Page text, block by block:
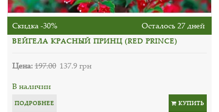
Скидка -30% Осталось 27 дней
ВЕЙГЕЛА КРАСНЫЙ ПРИНЦ (RED PRINCE)
Цена:197.00 137.9 грн
В наличии
ПОДРОБНЕЕ КУПИТЬ